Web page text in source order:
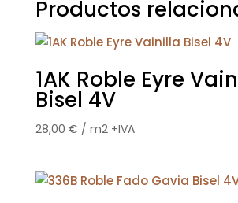
Productos
1AK Roble Eyre
Bisel 4V
28,00 € / m2 +IVA